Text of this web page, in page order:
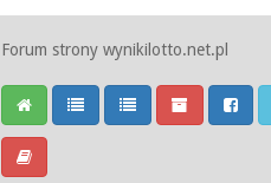
Forum strony wynikilotto.net.pl